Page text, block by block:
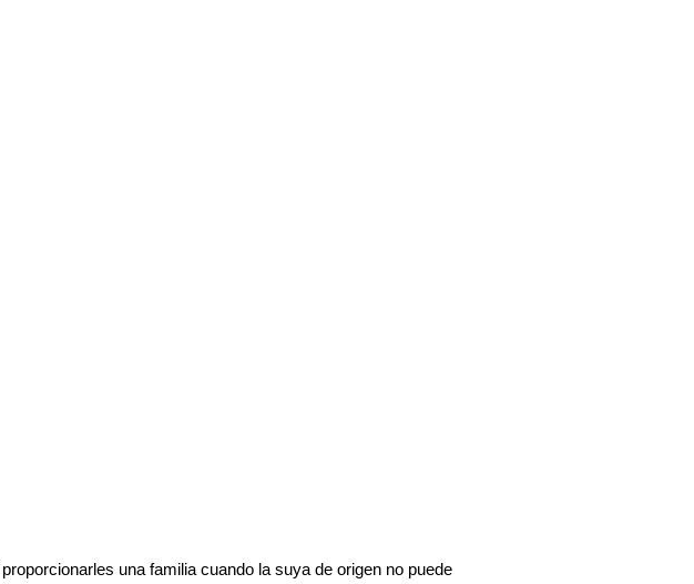
una familia cuando la suya de origen no puede